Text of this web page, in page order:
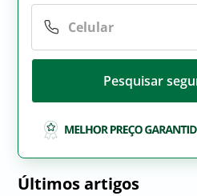
Pesquisar
Últimos artigos